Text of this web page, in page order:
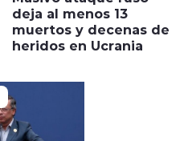
deja al menos 13
muertos y decenas de
heridos en Ucrania